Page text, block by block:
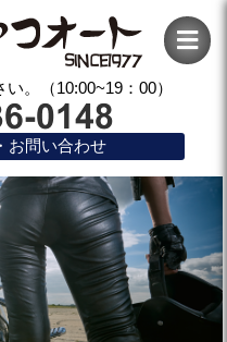
。（10:00~19：00）
お問い合わせ